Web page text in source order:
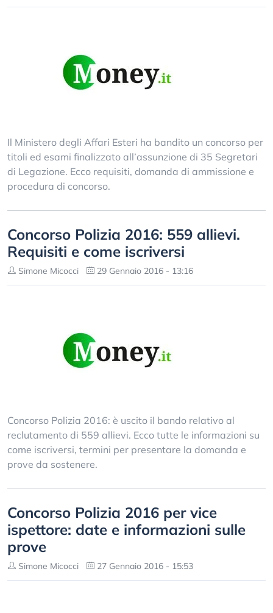
Il Ministero degli Affari Esteri ha bandito un concorso per
titoli ed esami finalizzato all’assunzione di 35 Segretari
di Legazione. Ecco requisiti, domanda di ammissione e
procedura di concorso.
Concorso Polizia 2016: 559 allievi.
Requisiti e come iscriversi
Simone Micocci 29 Gennaio 2016 - 13:16
Concorso Polizia 2016: è uscito il bando relativo al
reclutamento di 559 allievi. Ecco tutte le informazioni su
come iscriversi, termini per presentare la domanda e
prove da sostenere.
Concorso Polizia 2016 per vice
ispettore: date e informazioni sulle
prove
Simone Micocci 27 Gennaio 2016 - 15:53